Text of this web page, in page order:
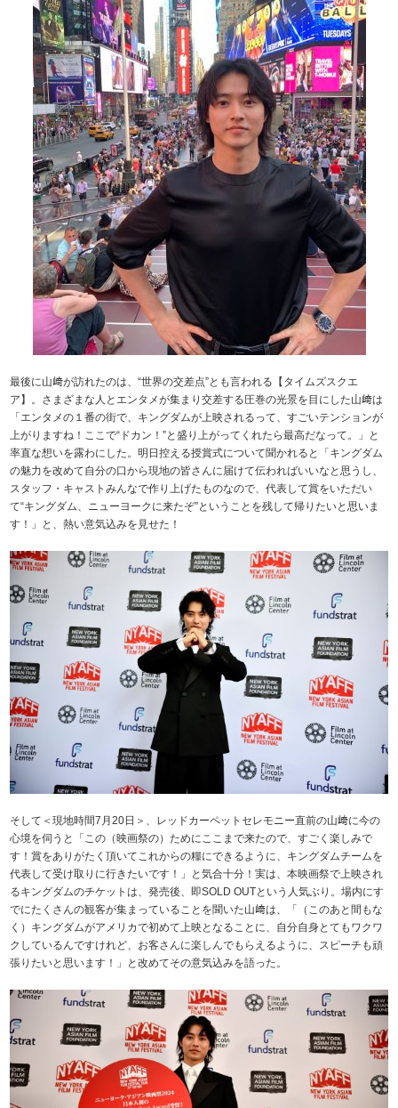
最後に山﨑が訪れたのは、“世界の交差点”とも言われる【タイムズスクエ
ア】。さまざまな人とエンタメが集まり交差する圧巻の光景を目にした山﨑は
「エンタメの１番の街で、キングダムが上映されるって、すごいテンションが
上がりますね！ここで“ドカン！”と盛り上がってくれたら最高だなって。」と
率直な想いを露わにした。明日控える授賞式について聞かれると「キングダム
の魅力を改めて自分の口から現地の皆さんに届けて伝わればいいなと思うし、
スタッフ・キャストみんなで作り上げたものなので、代表して賞をいただい
て“キングダム、ニューヨークに来たぞ”ということを残して帰りたいと思いま
す！」と、熱い意気込みを見せた！
そして＜現地時間7月20日＞、レッドカーペットセレモニー直前の山﨑に今の
心境を伺うと「この（映画祭の）ためにここまで来たので、すごく楽しみで
す！賞をありがたく頂いてこれからの糧にできるように、キングダムチームを
代表して受け取りに行きたいです！」と気合十分！実は、本映画祭で上映され
るキングダムのチケットは、発売後、即SOLD OUTという人気ぶり。場内にす
でにたくさんの観客が集まっていることを聞いた山﨑は、「（このあと間もな
く）キングダムがアメリカで初めて上映となることに、自分自身とてもワクワ
クしているんですけれど、お客さんに楽しんでもらえるように、スピーチも頑
張りたいと思います！」と改めてその意気込みを語った。